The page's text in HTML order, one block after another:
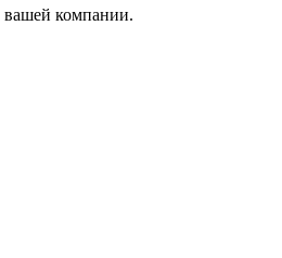
вашей компании.